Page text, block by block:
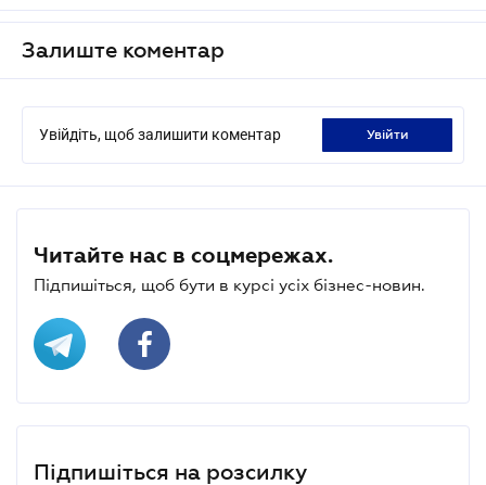
Залиште коментар
Увійдіть, щоб залишити коментар увійти
Читайте нас в соцмережах.
Підпишіться, щоб бути в курсі усіх бізнес-новин.
Підпишіться на розсилку